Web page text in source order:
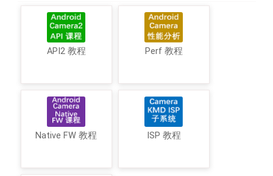
API2 教程 Perf 教程
Native FW 教程 ISP 教程